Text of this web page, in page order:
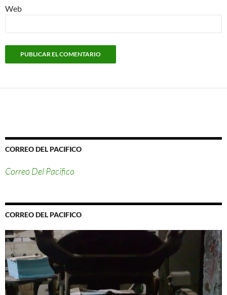
Web
CORREO DEL PACIFICO
Correo Del Pacifico
CORREO DEL PACIFICO